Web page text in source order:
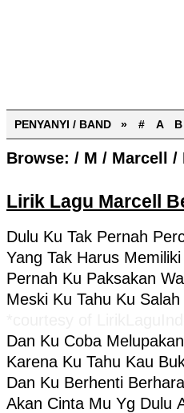
PENYANYI / BAND » # A B
Browse: / M / Marcell /
Lirik Lagu Marcell
Dulu Ku Tak Pernah
Yang Tak Harus Memiliki
Pernah Ku Paksakan
Meski Ku Tahu Ku Salah
Dan Ku Coba
Karena Ku Tahu Kau
Dan Ku Berhenti
Akan Cinta Mu Yg Dulu